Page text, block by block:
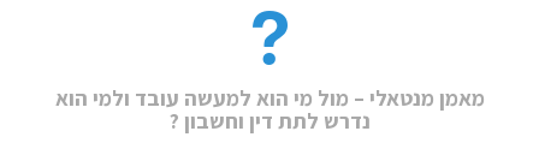
מאמן מנטאלי – מול מי הוא למעשה עובד ולמי הוא
נדרש לתת דין וחשבון ?